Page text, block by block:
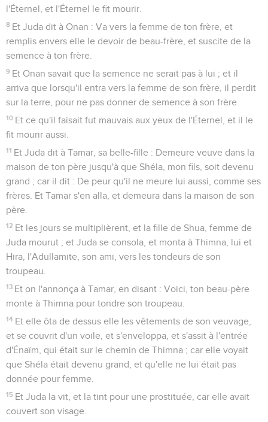
l'Éternel, et l'Éternel le fit mourir.
8 Et Juda dit à Onan : Va vers la femme de ton frère, et
remplis envers elle le devoir de beau-frère, et suscite de la
semence à ton frère.
9 Et Onan savait que la semence ne serait pas à lui ; et il
arriva que lorsqu'il entra vers la femme de son frère, il perdit
sur la terre, pour ne pas donner de semence à son frère.
10 Et ce qu'il faisait fut mauvais aux yeux de l'Éternel, et il le
fit mourir aussi.
11 Et Juda dit à Tamar, sa belle-fille : Demeure veuve dans la
maison de ton père jusqu'à que Shéla, mon fils, soit devenu
grand ; car il dit : De peur qu'il ne meure lui aussi, comme ses
frères. Et Tamar s'en alla, et demeura dans la maison de son
père.
12 Et les jours se multiplièrent, et la fille de Shua, femme de
Juda mourut ; et Juda se consola, et monta à Thimna, lui et
Hira, l'Adullamite, son ami, vers les tondeurs de son
troupeau.
13 Et on l'annonça à Tamar, en disant : Voici, ton beau-père
monte à Thimna pour tondre son troupeau.
14 Et elle ôta de dessus elle les vêtements de son veuvage,
et se couvrit d'un voile, et s'enveloppa, et s'assit à l'entrée
d'Énaïm, qui était sur le chemin de Thimna ; car elle voyait
que Shéla était devenu grand, et qu'elle ne lui était pas
donnée pour femme.
15 Et Juda la vit, et la tint pour une prostituée, car elle avait
couvert son visage.